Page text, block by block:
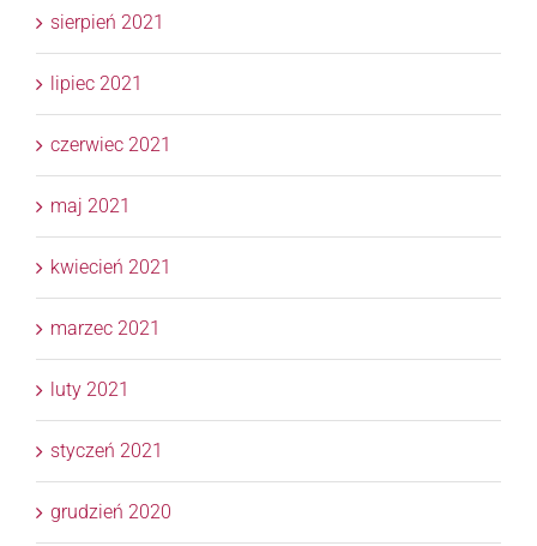
sierpień 2021
lipiec 2021
czerwiec 2021
maj 2021
kwiecień 2021
marzec 2021
luty 2021
styczeń 2021
grudzień 2020